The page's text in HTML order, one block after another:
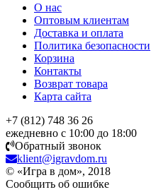
О нас
Оптовым клиентам
Доставка и оплата
Политика безопасности
Корзина
Контакты
Возврат товара
Карта сайта
+7 (812) 748 36 26
ежедневно с 10:00 до 18:00
Обратный звонок
klient@igravdom.ru
© «Игра в дом», 2018
Сообщить об ошибке